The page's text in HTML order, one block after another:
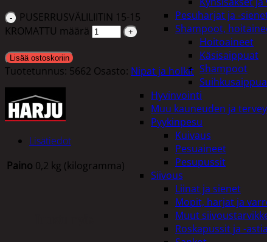
Pesuharjat ja -
Shampoot,
Hoitoaineet
Käsisaippuat
Shampoot
Hyvinvointi
Muu kauneuden ja
Pyykinpesu
Kuivaus
Pesuaineet
Pesupussit
Siivous
Liinat ja sienet
Mopit, harjat ja
Muut
Roskapussit ja -
PUSERRUSVÄLILIITIN 15-15
KROMATTU määrä
Lisää ostoskoriin
Tuotetunnus: 5662 Osasto: Nipat ja holkit
Lisätiedot
Paino 0,2 kg (kilogramma)